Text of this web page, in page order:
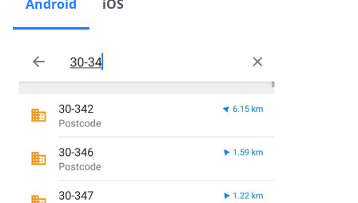
Android iOS